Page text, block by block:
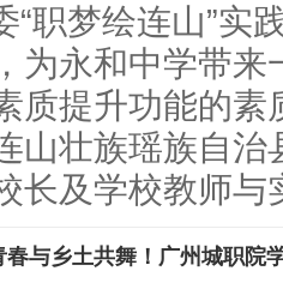
“职梦绘连山”实
为永和中学带来
质提升功能的
山壮族瑶族自
长及学校教师与
春与乡土共舞！广州城职院